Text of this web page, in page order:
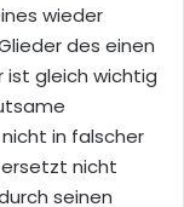
wieder
des einen
ist gleich wichtig
in falscher
ersetzt nicht
seinen